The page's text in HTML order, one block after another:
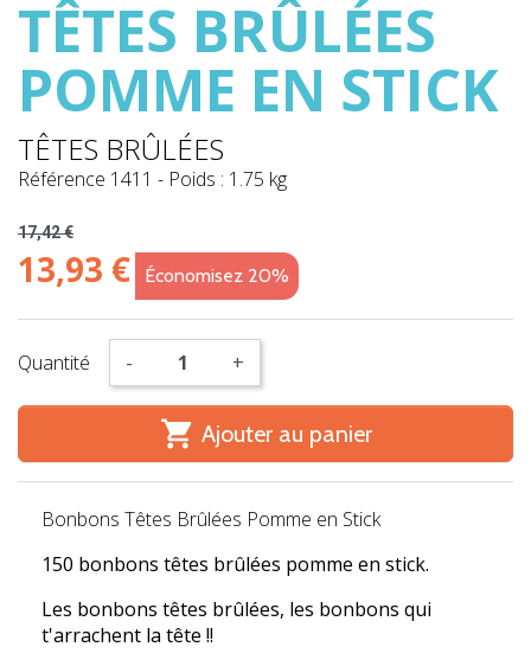
TÊTES BRÛLÉES
POMME EN STICK
TÊTES BRÛLÉES
Référence 1411 - Poids : 1.75 kg
17,42 €
13,93 € Économisez 20%
Quantité - +
 Ajouter au panier
Bonbons Têtes Brûlées Pomme en Stick
150 bonbons têtes brûlées pomme en stick.
Les bonbons têtes brûlées, les bonbons qui
t'arrachent la tête !!